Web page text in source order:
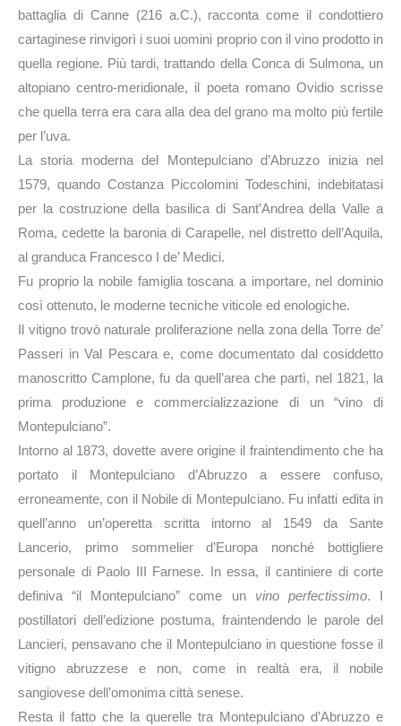
battaglia di Canne (216 a.C.), racconta come il condottiero
cartaginese rinvigorì i suoi uomini proprio con il vino prodotto in
quella regione. Più tardi, trattando della Conca di Sulmona, un
altopiano centro-meridionale, il poeta romano Ovidio scrisse
che quella terra era cara alla dea del grano ma molto più fertile
per l’uva.
La storia moderna del Montepulciano d’Abruzzo inizia nel
1579, quando Costanza Piccolomini Todeschini, indebitatasi
per la costruzione della basilica di Sant’Andrea della Valle a
Roma, cedette la baronia di Carapelle, nel distretto dell’Aquila,
al granduca Francesco I de’ Medici.
Fu proprio la nobile famiglia toscana a importare, nel dominio
così ottenuto, le moderne tecniche viticole ed enologiche.
Il vitigno trovò naturale proliferazione nella zona della Torre de’
Passeri in Val Pescara e, come documentato dal cosiddetto
manoscritto Camplone, fu da quell’area che partì, nel 1821, la
prima produzione e commercializzazione di un “vino di
Montepulciano”.
Intorno al 1873, dovette avere origine il fraintendimento che ha
portato il Montepulciano d’Abruzzo a essere confuso,
erroneamente, con il Nobile di Montepulciano. Fu infatti edita in
quell’anno un’operetta scritta intorno al 1549 da Sante
Lancerio, primo sommelier d’Europa nonché bottigliere
personale di Paolo III Farnese. In essa, il cantiniere di corte
definiva “il Montepulciano” come un vino perfectissimo. I
postillatori dell’edizione postuma, fraintendendo le parole del
Lancieri, pensavano che il Montepulciano in questione fosse il
vitigno abruzzese e non, come in realtà era, il nobile
sangiovese dell’omonima città senese.
Resta il fatto che la querelle tra Montepulciano d’Abruzzo e